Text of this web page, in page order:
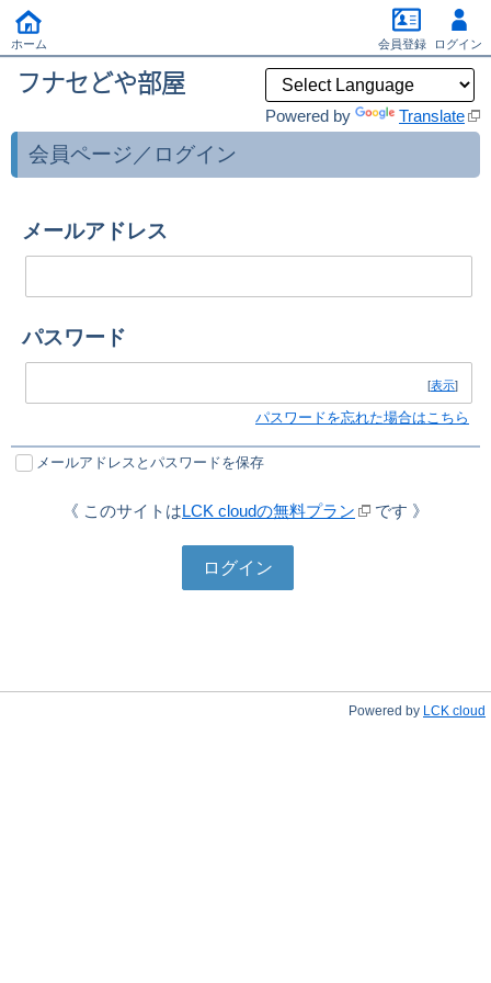
Powered by Translate
フナセどや部屋
会員ページ／ログイン
メールアドレス
パスワード
[表示]
パスワードを忘れた場合はこちら
メールアドレスとパスワードを保存
《 このサイトは LCK cloudの無料プラン です 》
Powered by LCK cloud
ホーム 会員登録 ログイン